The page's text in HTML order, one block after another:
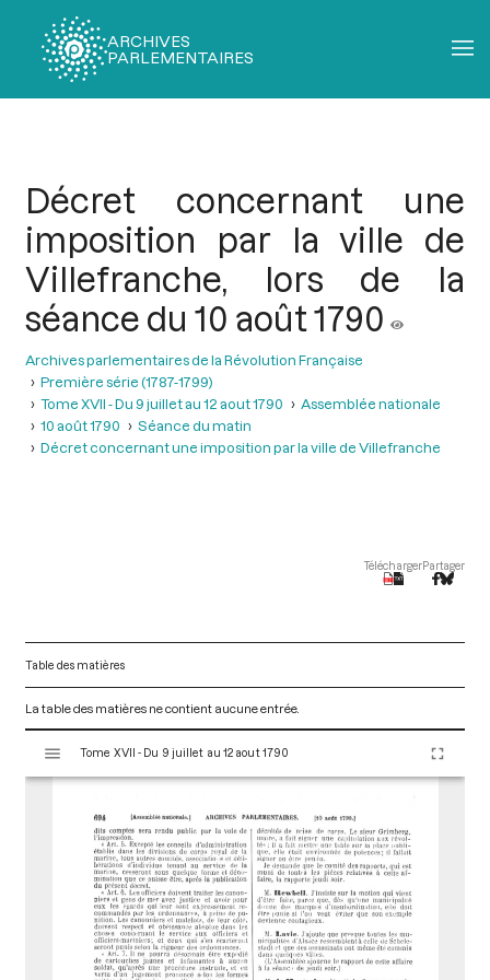
ARCHIVES
PARLEMENTAIRES
Décret concernant une
imposition par la ville de
Villefranche, lors de la
séance du 10 août 1790
Archives parlementaires de la Révolution Française
Première série (1787-1799)
Tome XVII - Du 9 juillet au 12 aout 1790
Assemblée nationale
10 août 1790
Séance du matin
Décret concernant une imposition par la ville de Villefranche
TéléchargerPartager
Table des matières
La table des matières ne contient aucune entrée.
s
Tome XVII - Du 9 juillet au 12 aout 1790